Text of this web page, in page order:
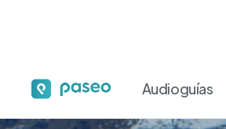
Audioguías